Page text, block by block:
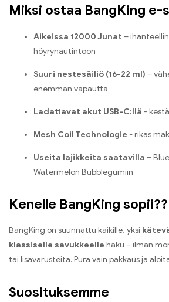
Miksi ostaa BangKing e-
Aikeissa 12000 Junat –
höyrynautintoon
Suuri nestesäiliö (16-22 ml) –
enemmän vapautta
Ladattavat akut USB-C:llä -
Mesh Coil Technologie - rikas
Useita lajikkeita saatavilla –
Watermelon Bubblegumiin
Kenelle BangKing sopii??
BangKing on suunnattu kaikille, yksi
klassiselle savukkeelle haku – ilman
tai lisävarusteita. Pura vain pakkaus ja
Suosituksemme